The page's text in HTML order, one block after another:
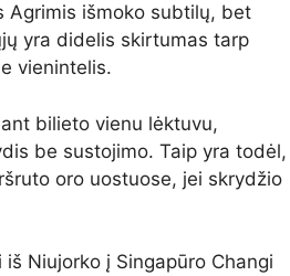
Agrimis išmoko subtilų, bet
yra didelis skirtumas tarp
vienintelis.
bilieto vienu lėktuvu,
be sustojimo. Taip yra todėl,
oro uostuose, jei skrydžio
Niujorko į Singapūro Changi